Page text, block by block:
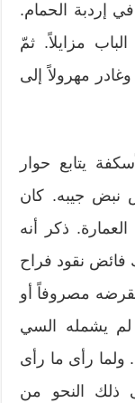
إردبة الحمام.
مزايلاً. ثمّ
مهرولاً إلى
يتابع حوار
نبض جيبه. كان
ذكر أنه
فائض نقود فراح
مصروفاً أو
لم يشمله السي
رأى ما رأى
ذلك النحو من